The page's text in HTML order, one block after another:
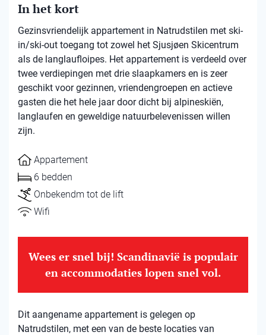
In het kort
Gezinsvriendelijk appartement in Natrudstilen met ski-
in/ski-out toegang tot zowel het Sjusjøen Skicentrum
als de langlaufloipes. Het appartement is verdeeld over
twee verdiepingen met drie slaapkamers en is zeer
geschikt voor gezinnen, vriendengroepen en actieve
gasten die het hele jaar door dicht bij alpineskiën,
langlaufen en geweldige natuurbelevenissen willen
zijn.
Appartement
6 bedden
Onbekendm tot de lift
Wifi
Wees er snel bij! Scandinavië is populair
en accommodaties lopen snel vol.
Dit aangename appartement is gelegen op
Natrudstilen, met een van de beste locaties van